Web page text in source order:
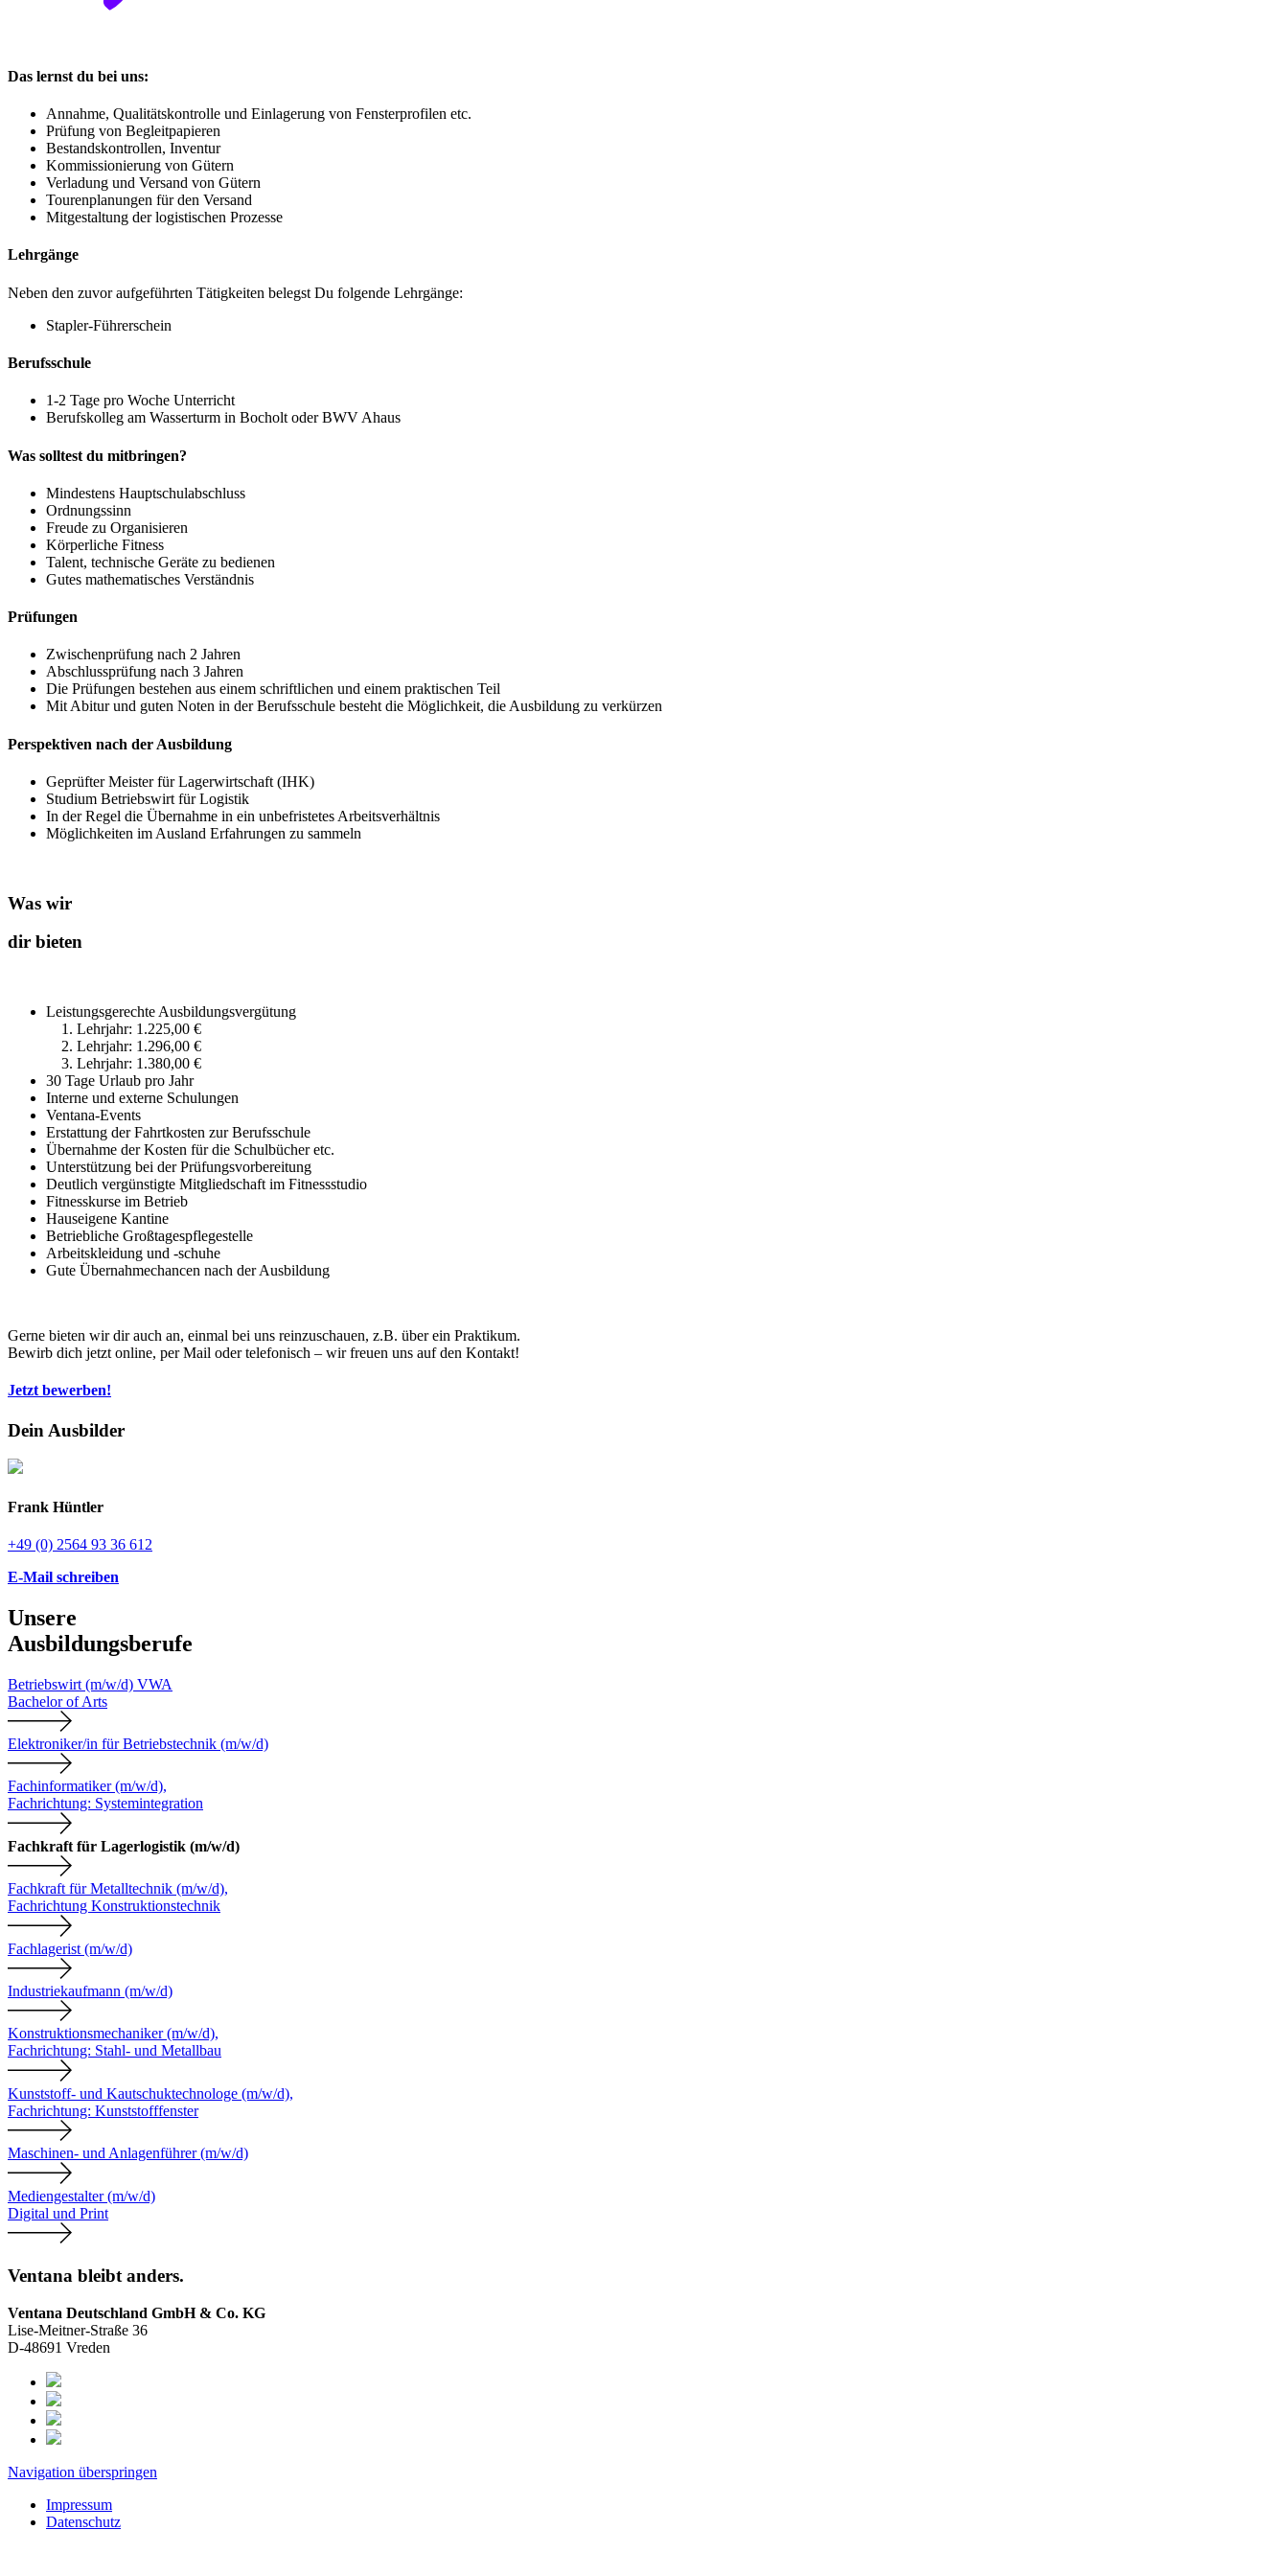
Das lernst du bei uns:
Annahme, Qualitätskontrolle und Einlagerung von Fensterprofilen etc.
Prüfung von Begleitpapieren
Bestandskontrollen, Inventur
Kommissionierung von Gütern
Verladung und Versand von Gütern
Tourenplanungen für den Versand
Mitgestaltung der logistischen Prozesse
Lehrgänge
Neben den zuvor aufgeführten Tätigkeiten belegst Du folgende Lehrgänge:
Stapler-Führerschein
Berufsschule
1-2 Tage pro Woche Unterricht
Berufskolleg am Wasserturm in Bocholt oder BWV Ahaus
Was solltest du mitbringen?
Mindestens Hauptschulabschluss
Ordnungssinn
Freude zu Organisieren
Körperliche Fitness
Talent, technische Geräte zu bedienen
Gutes mathematisches Verständnis
Prüfungen
Zwischenprüfung nach 2 Jahren
Abschlussprüfung nach 3 Jahren
Die Prüfungen bestehen aus einem schriftlichen und einem praktischen Teil
Mit Abitur und guten Noten in der Berufsschule besteht die Möglichkeit, die Ausbildung zu verkürzen
Perspektiven nach der Ausbildung
Geprüfter Meister für Lagerwirtschaft (IHK)
Studium Betriebswirt für Logistik
In der Regel die Übernahme in ein unbefristetes Arbeitsverhältnis
Möglichkeiten im Ausland Erfahrungen zu sammeln
Was wir
dir bieten
Leistungsgerechte Ausbildungsvergütung
1. Lehrjahr: 1.225,00 €
2. Lehrjahr: 1.296,00 €
3. Lehrjahr: 1.380,00 €
30 Tage Urlaub pro Jahr
Interne und externe Schulungen
Ventana-Events
Erstattung der Fahrtkosten zur Berufsschule
Übernahme der Kosten für die Schulbücher etc.
Unterstützung bei der Prüfungsvorbereitung
Deutlich vergünstigte Mitgliedschaft im Fitnessstudio
Fitnesskurse im Betrieb
Hauseigene Kantine
Betriebliche Großtagespflegestelle
Arbeitskleidung und -schuhe
Gute Übernahmechancen nach der Ausbildung
Gerne bieten wir dir auch an, einmal bei uns reinzuschauen, z.B. über ein Praktikum.
Bewirb dich jetzt online, per Mail oder telefonisch – wir freuen uns auf den Kontakt!
Jetzt bewerben!
Dein Ausbilder
Frank Hüntler
+49 (0) 2564 93 36 612
E-Mail schreiben
Unsere
Ausbildungsberufe
Betriebswirt (m/w/d) VWA
Bachelor of Arts
Elektroniker/in für Betriebstechnik (m/w/d)
Fachinformatiker (m/w/d),
Fachrichtung: Systemintegration
Fachkraft für Lagerlogistik (m/w/d)
Fachkraft für Metalltechnik (m/w/d),
Fachrichtung Konstruktionstechnik
Fachlagerist (m/w/d)
Industriekaufmann (m/w/d)
Konstruktionsmechaniker (m/w/d),
Fachrichtung: Stahl- und Metallbau
Kunststoff- und Kautschuktechnologe (m/w/d),
Fachrichtung: Kunststofffenster
Maschinen- und Anlagenführer (m/w/d)
Mediengestalter (m/w/d)
Digital und Print
Ventana bleibt anders.
Ventana Deutschland GmbH & Co. KG
Lise-Meitner-Straße 36
D-48691 Vreden
Navigation überspringen
Impressum
Datenschutz